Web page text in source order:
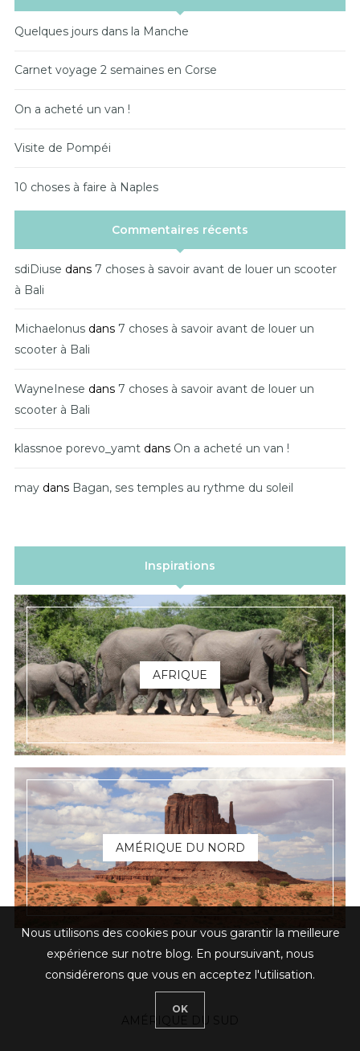
Quelques jours dans la Manche
Carnet voyage 2 semaines en Corse
On a acheté un van !
Visite de Pompéi
10 choses à faire à Naples
Commentaires récents
sdiDiuse dans 7 choses à savoir avant de louer un scooter
à Bali
Michaelonus dans 7 choses à savoir avant de louer un
scooter à Bali
WayneInese dans 7 choses à savoir avant de louer un
scooter à Bali
klassnoe porevo_yamt dans On a acheté un van !
may dans Bagan, ses temples au rythme du soleil
Inspirations
AFRIQUE
AMÉRIQUE DU NORD
Nous utilisons des cookies pour vous garantir la meilleure
expérience sur notre blog. En poursuivant, nous
considérerons que vous en acceptez l'utilisation.
OK